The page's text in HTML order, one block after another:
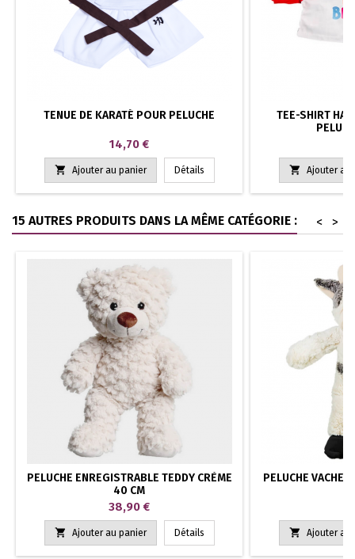
TENUE DE KARATÉ POUR PELUCHE
Prix
14,70 €
 Ajouter au panier Détails
TEE-SHIRT
 Ajouter au
15 AUTRES PRODUITS DANS LA MÊME CATÉGORIE : >
<
PELUCHE ENREGISTRABLE TEDDY CRÈME
40 CM
Prix
38,90 €
 Ajouter au panier Détails
PELUCHE VACHE
 Ajouter au